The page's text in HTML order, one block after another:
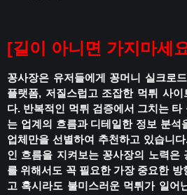
[길이 아니면 가지마세
꽁사장은 유저들에게 꽁머니 실크로
플랫폼, 저질스럽고 조잡한 먹튀 사이
다. 반복적인 먹튀 검증에서 그치는 타
는 업계의 흐름과 디테일한 정보 분석
업체만을 선별하여 추천하고 있습니
인 흐름을 지켜보는 꽁사장의 노력은
를 위해서도 꼭 필요한 가장 중요한 방
고 혹시라도 불미스러운 먹튀가 일어